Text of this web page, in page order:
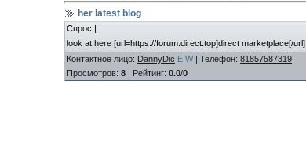
her latest blog
Спрос |
look at here [url=https://forum.direct.top]direct marketplace[/url]
Контактное лицо: DannyDic E W | Телефон: 81857587319
Просмотров: 8 | Рейтинг: 0.0/0